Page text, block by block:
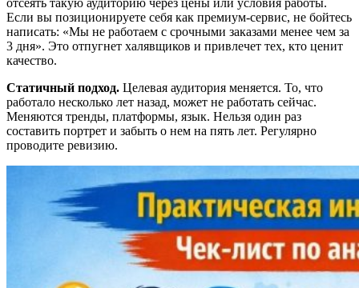
Если вы позиционируете себя как премиум-сервис, не бойтесь
написать: «Мы не работаем с срочными заказами менее чем за
3 дня». Это отпугнет халявщиков и привлечет тех, кто ценит
качество.
Статичный подход. Целевая аудитория меняется. То, что
работало несколько лет назад, может не работать сейчас.
Меняются тренды, платформы, язык. Нельзя один раз
составить портрет и забыть о нем на пять лет. Регулярно
проводите ревизию.